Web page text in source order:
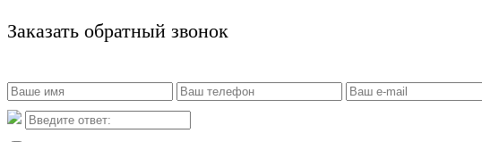
Заказать обратный звонок